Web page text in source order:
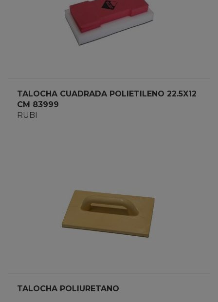
TALOCHA CUADRADA POLIETILENO 22.5X12
CM 83999
RUBI
TALOCHA POLIURETANO